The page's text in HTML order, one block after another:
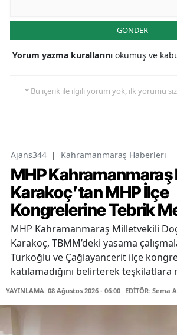
GÖNDER
Yorum yazma kurallarını okumuş ve
* Bu içerik ile ilgili yorum yok, ilk yorumu siz
Ajans344 | Kahramanmaraş Haberleri
MHP
Karakoç’tan MHP İlçe
Kongrelerine Tebrik
MHP Kahramanmaraş Milletvekili
Karakoç, TBMM’deki yasama
Türkoğlu ve Çağlayancerit ilçe
katılamadığını belirterek
YAYINLAMA: 08 Ağustos 2026 - 06:00 EDİTÖR: Sema